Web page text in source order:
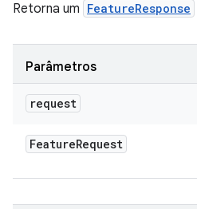
Retorna um FeatureResponse
Parâmetros
request
FeatureRequest